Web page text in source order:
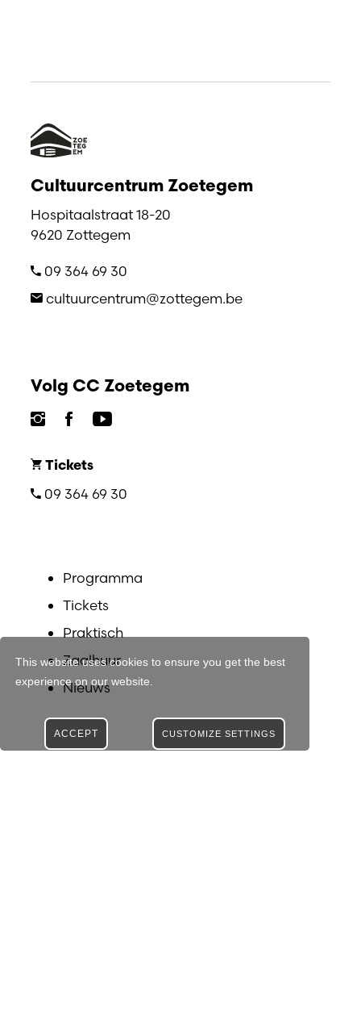
This website uses cookies to ensure you get the best
experience on our website.
CUSTOMIZE SETTINGS
ACCEPT
Cultuurcentrum Zoetegem
Hospitaalstraat 18-20
9620 Zottegem
09 364 69 30
cultuurcentrum@zottegem.be
Volg CC Zoetegem
Tickets
09 364 69 30
Programma
Tickets
Praktisch
Zaalhuur
Nieuws